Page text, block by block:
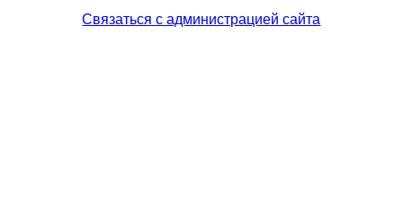
Связаться с администрацией сайта